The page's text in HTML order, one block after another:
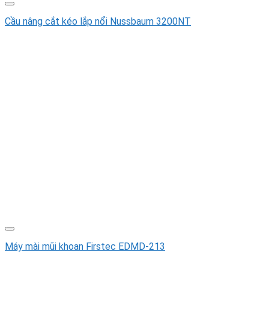
Cầu nâng cắt kéo lắp nổi Nussbaum 3200NT
Máy mài mũi khoan Firstec EDMD-213